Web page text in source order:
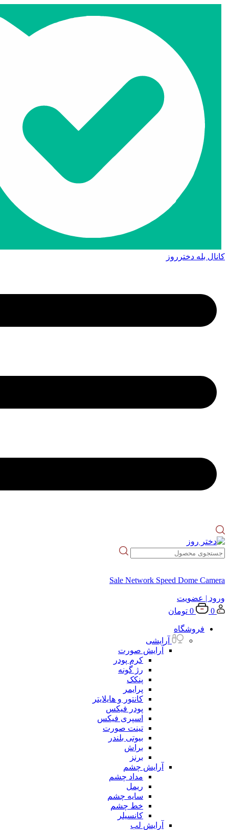
کانال بله دخترروز
Sale Network Speed Dome Camera
ورود | عضویت
0
0 تومان
فروشگاه
آرایشی
آرایش صورت
کرم پودر
رژ گونه
پنکک
پرایمر
کانتور و هایلایتر
پودر فیکس
اسپری فیکس
تینت صورت
بیوتی بلندر
براش
برنز
آرایش چشم
مداد چشم
ریمل
سایه چشم
خط چشم
کانسیلر
آرایش لب